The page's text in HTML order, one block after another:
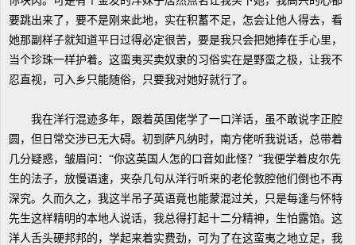
要跳出来了，要不是刚来此地，实在积蓄不足，怎会让他人得去，看
她那副样子就知道平日过得必定很苦，要是我只会把她捧在手心里，
当个珍珠一样护着。这蛮夷买卖奴隶的习俗实在是野蛮之极，让我不
忍直视，可入乡只能随俗，只要我对她好就行了。
我在洋行混迹多年，跟着英国佬学了一口洋话，虽不敢说字正腔
圆，但日常交涉已无大碍。初到萨凡纳时，南方佬听我说话，总带着
几分疑惑，皱眉问：“你这英国人怎的口音如此怪？”我便学着皮尔先
生的法子，放慢语速，夹杂几句从洋行听来的老伦敦腔他们倒也不再
深究。久而久之，我这半吊子英语竟也能蒙混过关，只是每逢与怀特
先生这样精明的本地人说话，我总得打起十二分精神，生怕露馅。这
洋人舌头硬邦邦的，学起来着实费劲，可为了在这蛮夷之地立足，我